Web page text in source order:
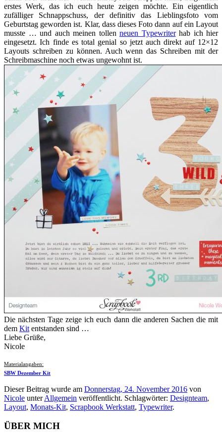
erstes Werk, das ich euch heute zeigen möchte. Ein eigentlich
zufälliger Schnappschuss, der definitiv das Lieblingsfoto vom
Geburtstag geworden ist. Klar, dass dieses Foto dann auf ein Layout
musste … und auch meinen tollen neuen Typewriterhab ich hier
eingesetzt. Ich finde es total genial so jetzt auch direkt auf 12×12
Layouts schreiben zu können. Auch wenn das Schreiben mit der
Schreibmaschine noch etwas ungewohnt ist.
Die nächsten Tage zeige ich euch dann die anderen Sachen die mit
dem Kit entstanden sind …
Liebe Grüße,
Nicole
Materialangaben:
SBW Dezember Kit
Dieser Beitrag wurde am Donnerstag, 24. November 2016 von
Nicole unterAllgemein veröffentlicht. Schlagwörter: Designteam,
Layout, Monats-Kit, Scrapbook Werkstatt, Typewriter.
ÜBER MICH